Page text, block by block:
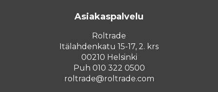
Asiakaspalvelu
Roltrade
Itälahdenkatu 15-17, 2. krs
00210 Helsinki
Puh 010 322 0500
roltrade@roltrade.com